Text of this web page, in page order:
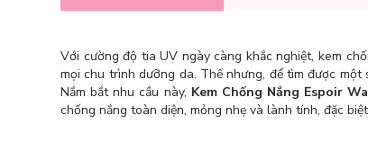
Với cường độ tia UV ngày càng khắc nghiệt, kem
mọi chu trình dưỡng da. Thế nhưng, để tìm được
Nắm bắt nhu cầu này, Kem Chống Nắng Espoir
chống nắng toàn diện, mỏng nhẹ và lành tính, đặc